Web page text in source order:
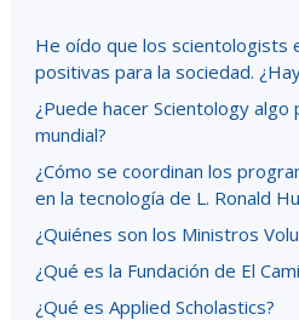
He oído que los scientologists
positivas para la sociedad.
¿Puede hacer Scientology
mundial?
¿Cómo se coordinan los
en la tecnología de L. Ronald
¿Quiénes son los Ministros
¿Qué es la Fundación de El
¿Qué es Applied Scholastics?